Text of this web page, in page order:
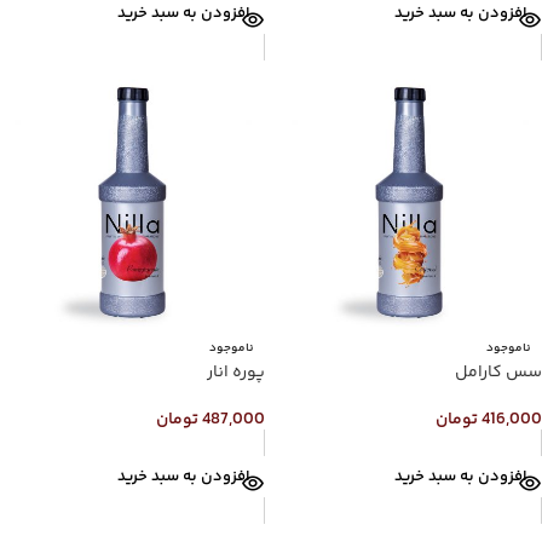
افزودن به سبد خرید افزودن به سبد خرید
ناموجود
سس کارامل
416,000تومان
افزودن به سبد خرید
ناموجود
پوره انار
487,000تومان
افزودن به سبد خرید